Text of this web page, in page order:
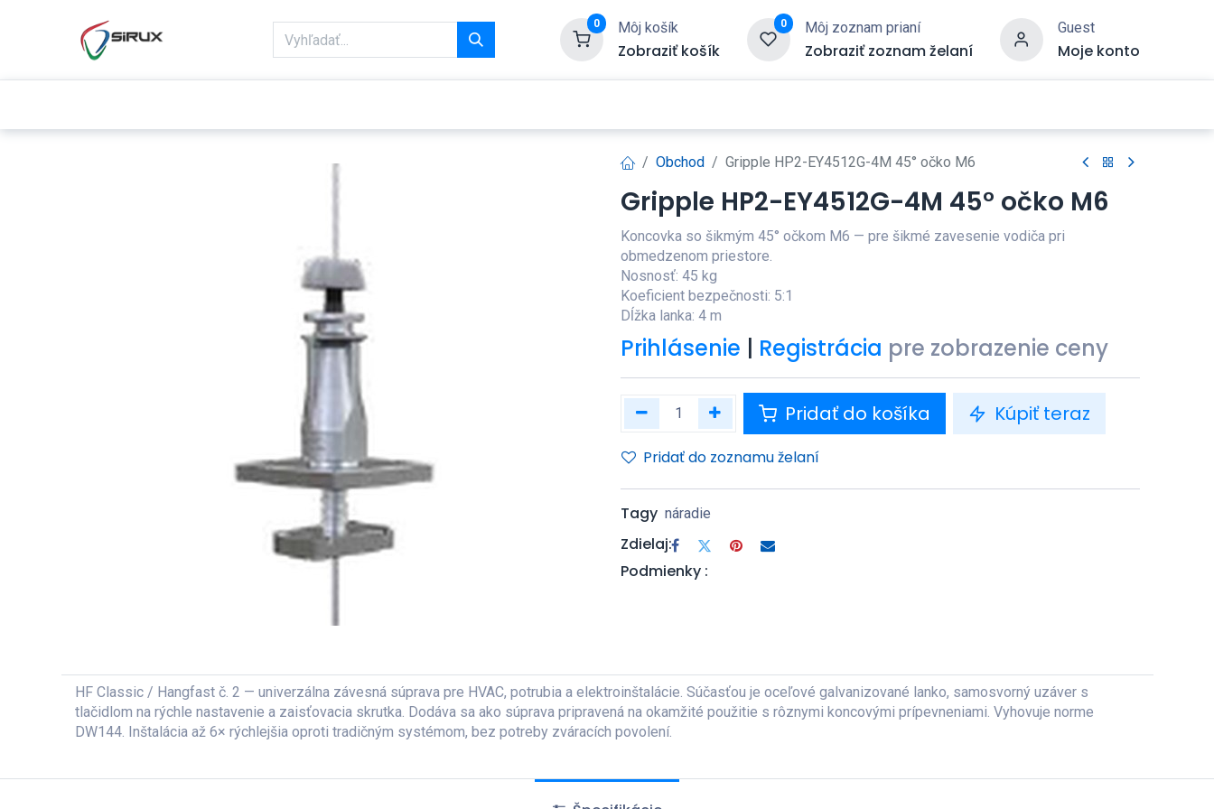
0 Môj košík
Zobraziť košík
0 Môj zoznam prianí
Zobraziť zoznam želaní
Guest
Moje konto
Obchod Gripple HP2-EY4512G-4M 45° očko M6
Gripple HP2-EY4512G-4M 45° očko M6
Koncovka so šikmým 45° očkom M6 — pre šikmé zavesenie vodiča pri
obmedzenom priestore.
Nosnosť: 45 kg
Koeficient bezpečnosti: 5:1
Dĺžka lanka: 4 m
Prihlásenie | Registrácia pre zobrazenie ceny
Pridať do košíka Kúpiť teraz
Pridať do zoznamu želaní
Tagy náradie
Zdielaj:
Podmienky :
HF Classic / Hangfast č. 2 — univerzálna závesná súprava pre HVAC, potrubia a elektroinštalácie. Súčasťou je oceľové galvanizované lanko, samosvorný uzáver s
tlačidlom na rýchle nastavenie a zaisťovacia skrutka. Dodáva sa ako súprava pripravená na okamžité použitie s rôznymi koncovými prípevneniami. Vyhovuje norme
DW144. Inštalácia až 6× rýchlejšia oproti tradičným systémom, bez potreby zváracích povolení.